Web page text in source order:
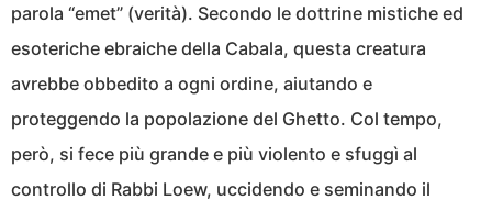
parola “emet” (verità). Secondo le dottrine mistiche ed
esoteriche ebraiche della Cabala, questa creatura
avrebbe obbedito a ogni ordine, aiutando e
proteggendo la popolazione del Ghetto. Col tempo,
però, si fece più grande e più violento e sfuggì al
controllo di Rabbi Loew, uccidendo e seminando il